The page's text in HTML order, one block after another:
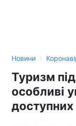
Новини ›
Туризм
особливі
доступних